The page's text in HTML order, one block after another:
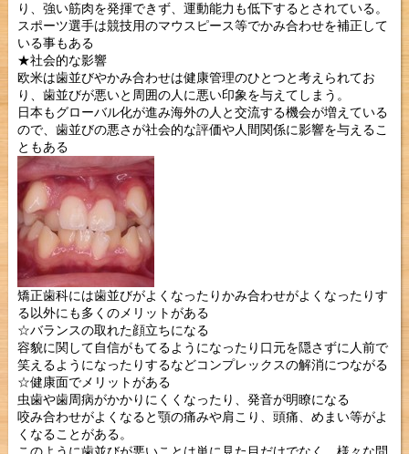
り、強い筋肉を発揮できず、運動能力も低下するとされている。
スポーツ選手は競技用のマウスピース等でかみ合わせを補正して
いる事もある
★社会的な影響
欧米は歯並びやかみ合わせは健康管理のひとつと考えられてお
り、歯並びが悪いと周囲の人に悪い印象を与えてしまう。
日本もグローバル化が進み海外の人と交流する機会が増えている
ので、歯並びの悪さが社会的な評価や人間関係に影響を与えるこ
ともある
矯正歯科には歯並びがよくなったりかみ合わせがよくなったりす
る以外にも多くのメリットがある
☆バランスの取れた顔立ちになる
容貌に関して自信がもてるようになったり口元を隠さずに人前で
笑えるようになったりするなどコンプレックスの解消につながる
☆健康面でメリットがある
虫歯や歯周病がかかりにくくなったり、発音が明瞭になる
咬み合わせがよくなると顎の痛みや肩こり、頭痛、めまい等がよ
くなることがある。